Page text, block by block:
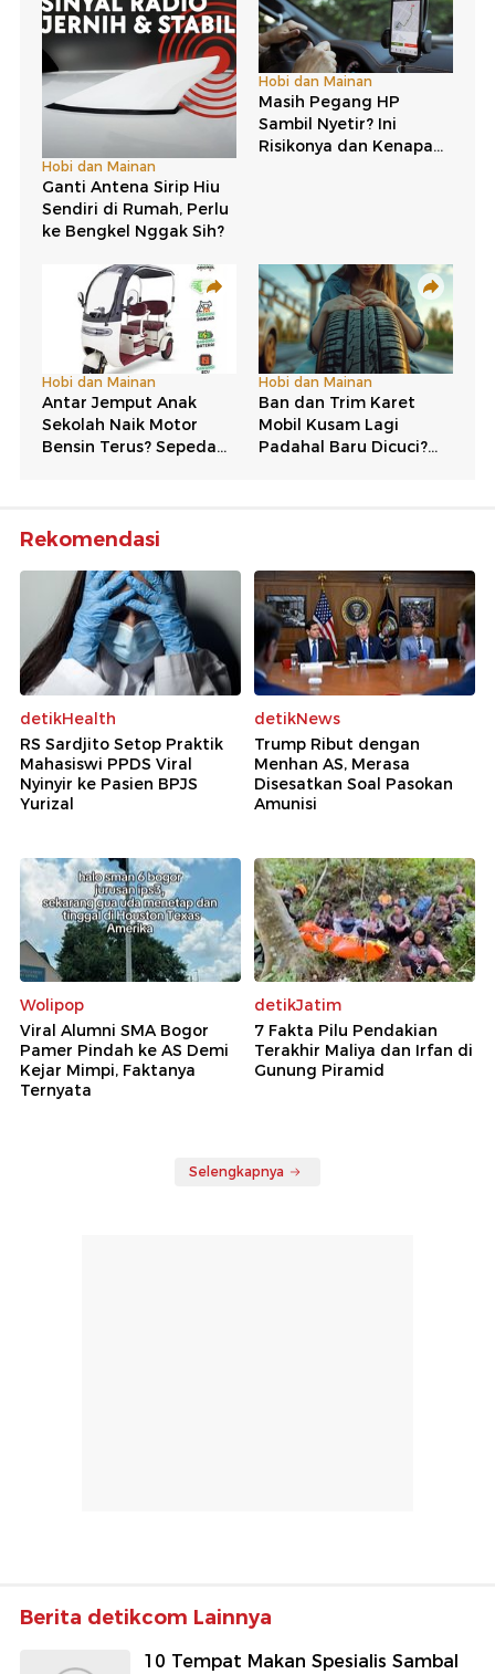
Rekomendasi
detikHealth
RS Sardjito Setop Praktik
Mahasiswi PPDS Viral
Nyinyir ke Pasien BPJS
Yurizal
detikNews
Trump Ribut dengan
Menhan AS, Merasa
Disesatkan Soal Pasokan
Amunisi
Wolipop
Viral Alumni SMA Bogor
Pamer Pindah ke AS Demi
Kejar Mimpi, Faktanya
Ternyata
detikJatim
7 Fakta Pilu Pendakian
Terakhir Maliya dan Irfan di
Gunung Piramid
Selengkapnya
Berita detikcom Lainnya
10 Tempat Makan Spesialis Sambal